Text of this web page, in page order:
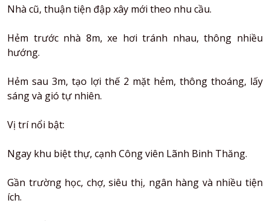
Nhà cũ, thuận tiện đập xây mới theo nhu cầu.
Hẻm trước nhà 8m, xe hơi tránh nhau, thông nhiều
hướng.
Hẻm sau 3m, tạo lợi thế 2 mặt hẻm, thông thoáng, lấy
sáng và gió tự nhiên.
Vị trí nổi bật:
Ngay khu biệt thự, cạnh Công viên Lãnh Binh Thăng.
Gần trường học, chợ, siêu thị, ngân hàng và nhiều tiện
ích.